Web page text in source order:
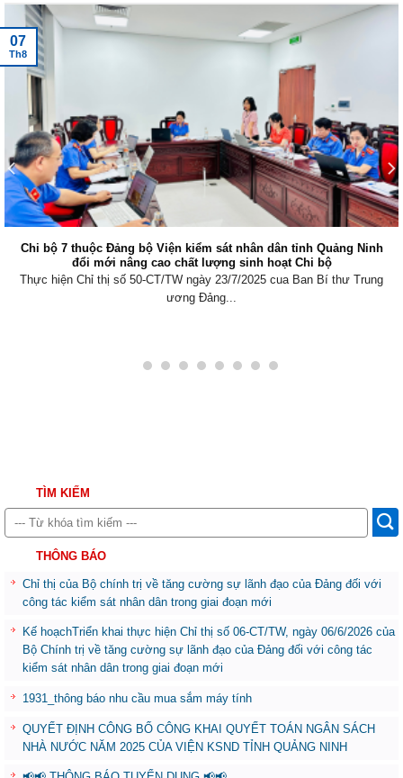
Chi bộ 7 thuộc Đảng bộ Viện kiểm sát nhân dân tỉnh Quảng Ninh
đổi mới nâng cao chất lượng sinh hoạt Chi bộ
Thực hiện Chỉ thị số 50-CT/TW ngày 23/7/2025 cua Ban Bí thư Trung
ương Đảng...
07
Th8
TÌM KIẾM
THÔNG BÁO
Chỉ thị của Bộ chính trị về tăng cường sự lãnh đạo của Đảng đối với
công tác kiểm sát nhân dân trong giai đoạn mới
Kế hoạchTriển khai thực hiện Chỉ thị số 06-CT/TW, ngày 06/6/2026 của
Bộ Chính trị về tăng cường sự lãnh đạo của Đảng đối với công tác
kiểm sát nhân dân trong giai đoạn mới
1931_thông báo nhu cầu mua sắm máy tính
QUYẾT ĐỊNH CÔNG BỐ CÔNG KHAI QUYẾT TOÁN NGÂN SÁCH
NHÀ NƯỚC NĂM 2025 CỦA VIỆN KSND TỈNH QUẢNG NINH